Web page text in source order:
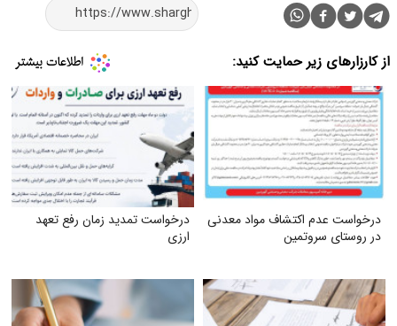
از کارزارهای زیر حمایت کنید:
درخواست عدم اکتشاف مواد معدنی
در روستای سروتمین
درخواست تمدید زمان رفع تعهد
ارزی